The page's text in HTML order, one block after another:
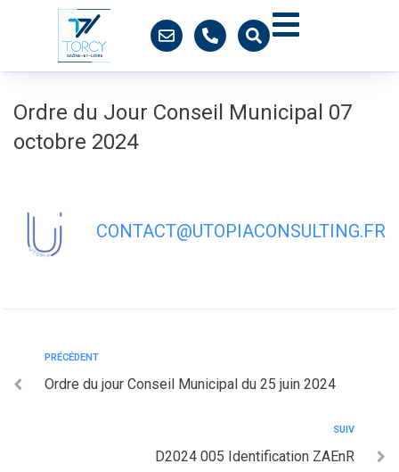
Ordre du Jour Conseil Municipal 07
octobre 2024
CONTACT@UTOPIACONSULTING.FR
PRÉCÉDENT
Ordre du jour Conseil Municipal du 25 juin 2024
SUIV
D2024 005 Identification ZAEnR